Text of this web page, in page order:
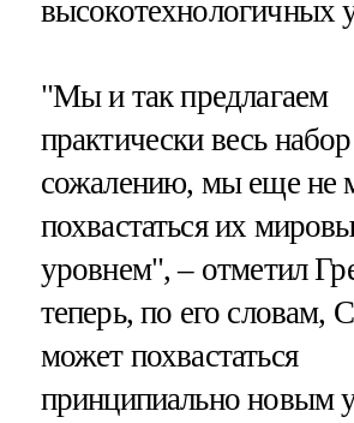
высокотехнологичных
"Мы и так предлагаем
практически весь
сожалению, мы еще не
похвастаться их
уровнем", – отметил
теперь, по его словам,
может похвастаться
принципиально новым